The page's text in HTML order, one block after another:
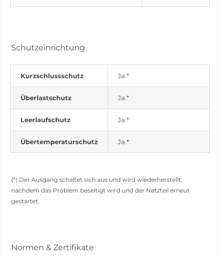
Schutzeinrichtung
Kurzschlussschutz Ja *
Überlastschutz Ja *
Leerlaufschutz Ja *
Übertemperaturschutz Ja *
(*) Der Ausgang schaltet sich aus und wird wiederherstellt,
nachdem das Problem beseitigt wird und der Netzteil erneut
gestartet.
Normen & Zertifikate